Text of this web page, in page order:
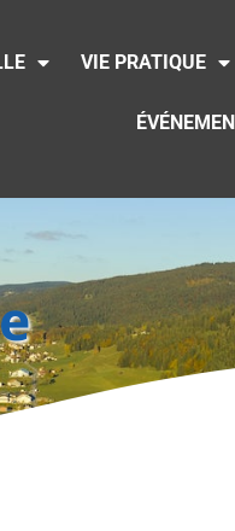
VIE PRATIQUE